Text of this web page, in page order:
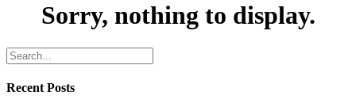
Sorry, nothing to display.
Recent Posts